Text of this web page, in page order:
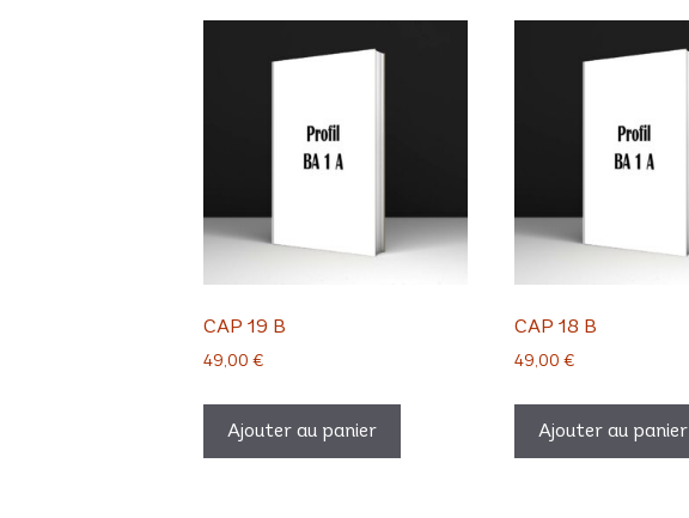
CAP 19 B
49,00 €
Ajouter au panier
CAP 18 B
49,00 €
Ajouter au panier